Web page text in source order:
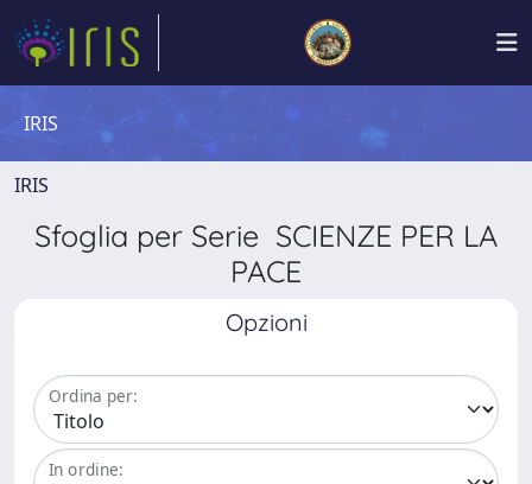
IRIS
IRIS
Sfoglia per Serie SCIENZE PER LA
PACE
Opzioni
Ordina per:
In ordine: